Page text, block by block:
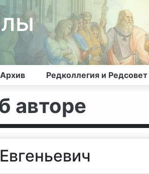
Архив Редколлегия и Редсовет
авторе